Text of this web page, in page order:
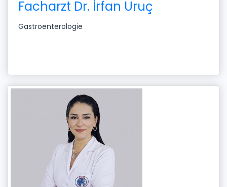
Facharzt Dr. İrfan Uruç
Gastroenterologie